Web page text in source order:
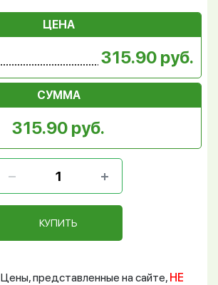
ЦЕНА
315.90 руб.
СУММА
315.90 руб.
КУПИТЬ
Цены, представленные на сайте, НЕ